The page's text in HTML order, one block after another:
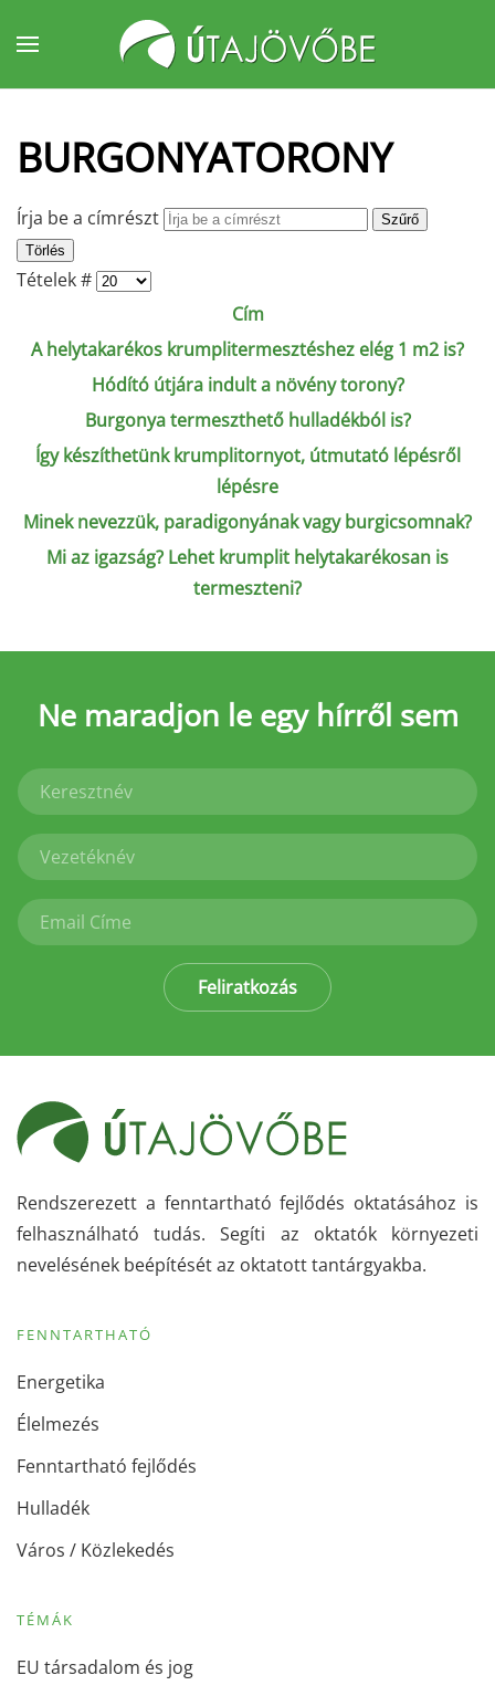
Fő tartalom átugrása
BURGONYATORONY
Írja be a címrészt
Szűrő
Törlés
Tételek #
Cím
A helytakarékos krumplitermesztéshez elég 1 m2 is?
Hódító útjára indult a növény torony?
Burgonya termeszthető hulladékból is?
Így készíthetünk krumplitornyot, útmutató lépésről
lépésre
Minek nevezzük, paradigonyának vagy burgicsomnak?
Mi az igazság? Lehet krumplit helytakarékosan is
termeszteni?
Ne maradjon le egy hírről sem
Feliratkozás
Rendszerezett a fenntartható fejlődés oktatásához is
felhasználható tudás. Segíti az oktatók környezeti
nevelésének beépítését az oktatott tantárgyakba.
FENNTARTHATÓ
Energetika
Élelmezés
Fenntartható fejlődés
Hulladék
Város / Közlekedés
TÉMÁK
EU társadalom és jog